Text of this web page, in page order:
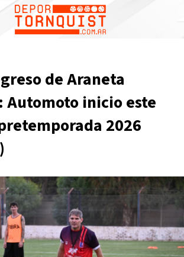
de Araneta
Automoto inicio este
2026